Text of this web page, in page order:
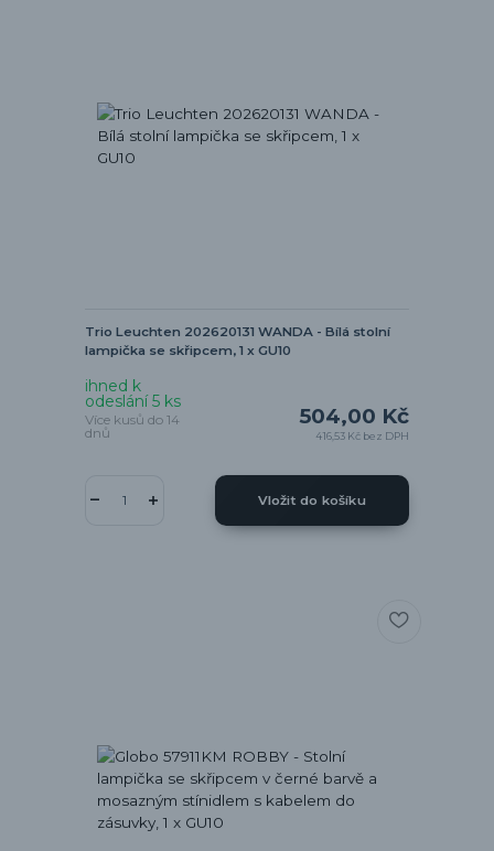
Trio Leuchten 202620131 WANDA - Bílá stolní
lampička se skřipcem, 1 x GU10
504,00 Kč
416,53 Kč bez DPH
ihned k
odeslání 5 ks
Více kusů do 14
dnů
Vložit do košíku